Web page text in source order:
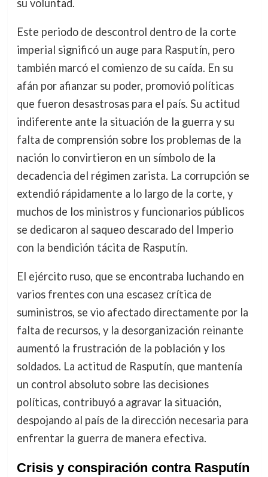
su voluntad.
Este periodo de descontrol dentro de la corte
imperial significó un auge para Rasputín, pero
también marcó el comienzo de su caída. En su
afán por afianzar su poder, promovió políticas
que fueron desastrosas para el país. Su actitud
indiferente ante la situación de la guerra y su
falta de comprensión sobre los problemas de la
nación lo convirtieron en un símbolo de la
decadencia del régimen zarista. La corrupción se
extendió rápidamente a lo largo de la corte, y
muchos de los ministros y funcionarios públicos
se dedicaron al saqueo descarado del Imperio
con la bendición tácita de Rasputín.
El ejército ruso, que se encontraba luchando en
varios frentes con una escasez crítica de
suministros, se vio afectado directamente por la
falta de recursos, y la desorganización reinante
aumentó la frustración de la población y los
soldados. La actitud de Rasputín, que mantenía
un control absoluto sobre las decisiones
políticas, contribuyó a agravar la situación,
despojando al país de la dirección necesaria para
enfrentar la guerra de manera efectiva.
Crisis y conspiración contra Rasputín